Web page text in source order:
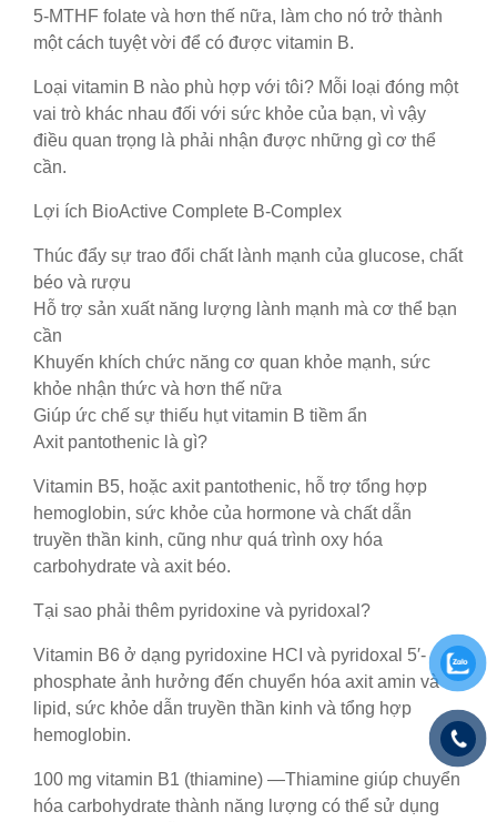
5-MTHF folate và hơn thế nữa, làm cho nó trở thành
một cách tuyệt vời để có được vitamin B.
Loại vitamin B nào phù hợp với tôi? Mỗi loại đóng một
vai trò khác nhau đối với sức khỏe của bạn, vì vậy
điều quan trọng là phải nhận được những gì cơ thể
cần.
Lợi ích BioActive Complete B-Complex
Thúc đẩy sự trao đổi chất lành mạnh của glucose, chất
béo và rượu
Hỗ trợ sản xuất năng lượng lành mạnh mà cơ thể bạn
cần
Khuyến khích chức năng cơ quan khỏe mạnh, sức
khỏe nhận thức và hơn thế nữa
Giúp ức chế sự thiếu hụt vitamin B tiềm ẩn
Axit pantothenic là gì?
Vitamin B5, hoặc axit pantothenic, hỗ trợ tổng hợp
hemoglobin, sức khỏe của hormone và chất dẫn
truyền thần kinh, cũng như quá trình oxy hóa
carbohydrate và axit béo.
Tại sao phải thêm pyridoxine và pyridoxal?
Vitamin B6 ở dạng pyridoxine HCI và pyridoxal 5′-
phosphate ảnh hưởng đến chuyển hóa axit amin và
lipid, sức khỏe dẫn truyền thần kinh và tổng hợp
hemoglobin.
100 mg vitamin B1 (thiamine) —Thiamine giúp chuyển
hóa carbohydrate thành năng lượng có thể sử dụng